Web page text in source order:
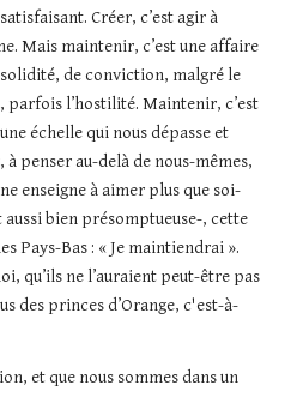
Créer, c’est agir à
Mais maintenir, c’est une affaire
de conviction, malgré le
parfois l’hostilité. Maintenir, c’est
échelle qui nous dépasse et
à penser au-delà de nous-mêmes,
enseigne à aimer plus que soi-
aussi bien présomptueuse-, cette
Pays-Bas : « Je maintiendrai ».
qu’ils ne l’auraient peut-être pas
des princes d’Orange, c'est-à-
et que nous sommes dans un